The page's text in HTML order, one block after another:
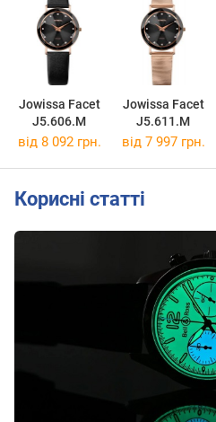
Jowissa Facet
J5.606.M
Jowissa Facet
J5.611.M
від 8 092 грн. від 7 997 грн.
Корисні статті